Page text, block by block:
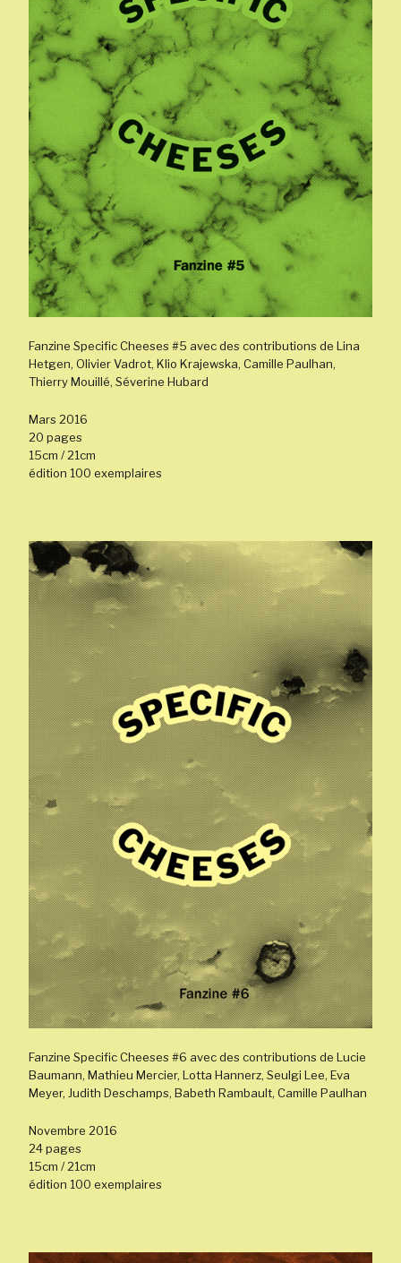
Fanzine Specific Cheeses #5 avec des contributions de Lina
Hetgen, Olivier Vadrot, Klio Krajewska, Camille Paulhan,
Thierry Mouillé, Séverine Hubard
Mars 2016
20 pages
15cm / 21cm
édition 100 exemplaires
Fanzine Specific Cheeses #6 avec des contributions de Lucie
Baumann, Mathieu Mercier, Lotta Hannerz, Seulgi Lee, Eva
Meyer, Judith Deschamps, Babeth Rambault, Camille Paulhan
Novembre 2016
24 pages
15cm / 21cm
édition 100 exemplaires